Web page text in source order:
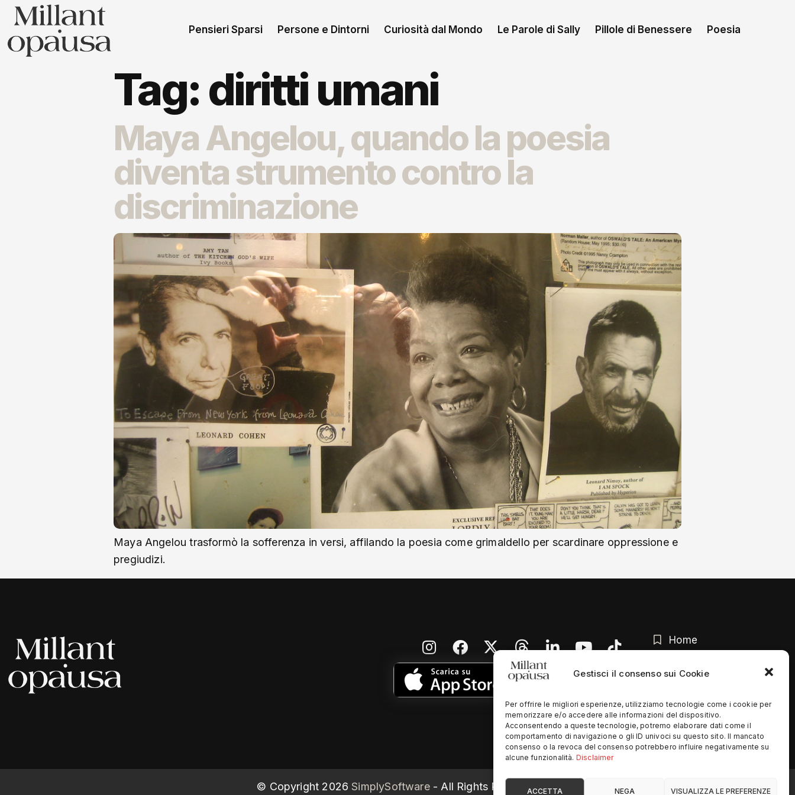
Gestisci il consenso sui Cookie
Per offrire le migliori esperienze, utilizziamo tecnologie come i cookie per
memorizzare e/o accedere alle informazioni del dispositivo.
Acconsentendo a queste tecnologie, potremo elaborare dati come il
comportamento di navigazione o gli ID univoci su questo sito. Il mancato
consenso o la revoca del consenso potrebbero influire negativamente su
alcune funzionalità. Disclaimer
ACCETTA NEGA VISUALIZZA LE PREFERENZE
Pensieri Sparsi Persone e Dintorni Curiosità dal Mondo Le Parole di Sally Pillole di Benessere Poesia
Tag: diritti umani
Maya Angelou, quando la poesia
diventa strumento contro la
discriminazione
Maya Angelou trasformò la sofferenza in versi, affilando la poesia come grimaldello per scardinare oppressione e
pregiudizi.
Home
Privacy Policy
© Copyright 2026 SimplySoftware- All Rights Reserved